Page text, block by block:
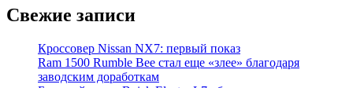
Свежие записи
Кроссовер Nissan NX7: первый показ
Ram 1500 Rumble Bee стал еще «злее» благодаря
заводским доработкам